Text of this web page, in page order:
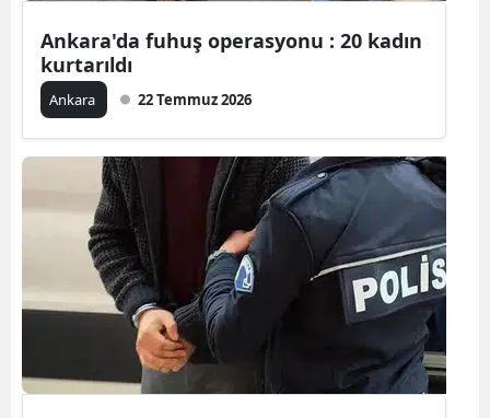
Konya
Manisa
Mardin
Muğla
Muş
Nevşehir
Ankara'da fuhuş operasyonu : 20 kadın
kurtarıldı
Ankara 22 Temmuz 2026